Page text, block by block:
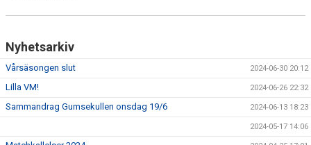
Nyhetsarkiv
Vårsäsongen slut 2024-06-30 20:12
Lilla VM! 2024-06-26 22:32
Sammandrag Gumsekullen onsdag 19/6 2024-06-13 18:23
2024-05-17 14:06